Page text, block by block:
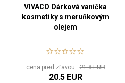
VIVACO Dárková vanička
kosmetiky s meruňkovým
olejem
cena pred zľavou:21.8 EUR
20.5 EUR